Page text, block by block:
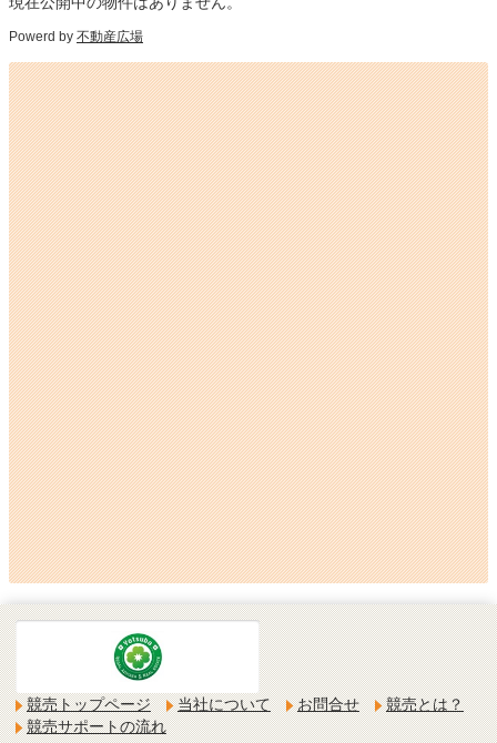
Powerd by 不動産広場
競売トップページ 当社について お問合せ
競売とは？
競売サポートの流れ